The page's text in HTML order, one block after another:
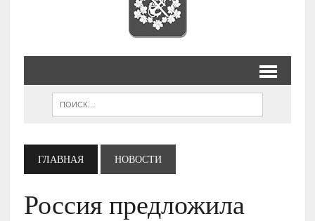
ГЛАВНАЯ НОВОСТИ
Россия предложила